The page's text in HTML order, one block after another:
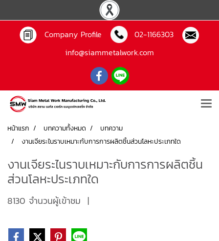
Company Profile
02-1166303
info@siammetalwork.com
หน้าแรก บทความทั้งหมด
บทความ
งานเจียระไนราบเหมาะกับการการผลิตชิ้นส่วนโลหะประเภทใด
งานเจียระไนราบเหมาะกับการการผลิตชิ้น
ส่วนโลหะประเภทใด
8130 จำนวนผู้เข้าชม |